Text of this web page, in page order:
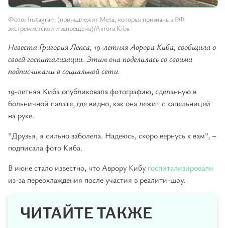
Фото: Instagram (принадлежит Meta, которая признана в РФ
экстремистской и запрещена)/Avrora Kiba
Невеста Григория Лепса, 19-летняя Аврора Киба, сообщила о
своей госпитализации. Этим она поделилась со своими
подписчиками в социальной сети.
19-летняя Киба опубликовала фотографию, сделанную в
больничной палате, где видно, как она лежит с капельницей
на руке.
"Друзья, я сильно заболела. Надеюсь, скоро вернусь к вам", –
подписала фото Киба.
В июне стало известно, что Аврору Кибу госпитализировали
из-за переохлаждения после участия в реалити-шоу.
ЧИТАЙТЕ ТАКЖЕ